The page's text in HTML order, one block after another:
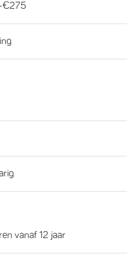
€275
vanaf 12 jaar